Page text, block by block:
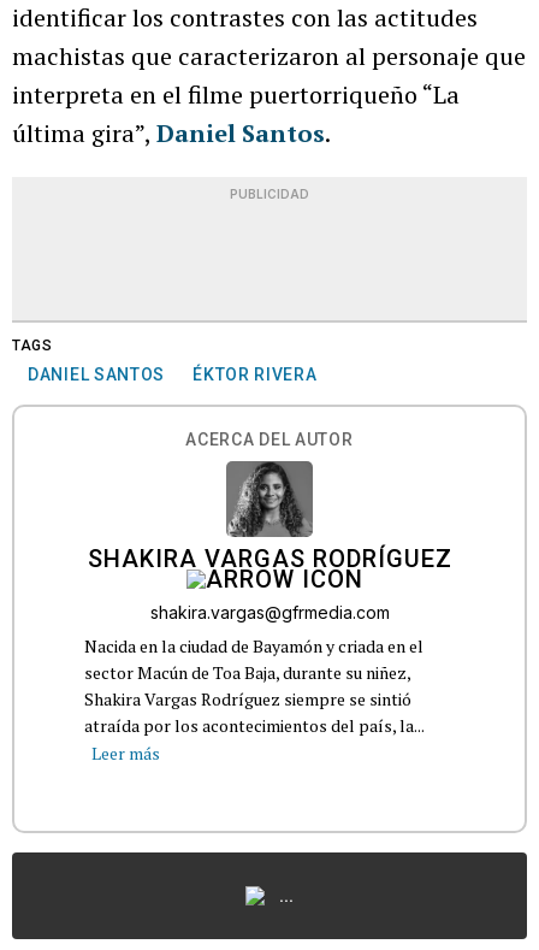
identificar los contrastes con las actitudes
machistas que caracterizaron al personaje que
interpreta en el filme puertorriqueño “La
última gira”, Daniel Santos.
PUBLICIDAD
TAGS
DANIEL SANTOS ÉKTOR RIVERA
ACERCA DEL AUTOR
SHAKIRA VARGAS RODRÍGUEZ
shakira.vargas@gfrmedia.com
Nacida en la ciudad de Bayamón y criada en el
sector Macún de Toa Baja, durante su niñez,
Shakira Vargas Rodríguez siempre se sintió
atraída por los acontecimientos del país, la...
Leer más
...